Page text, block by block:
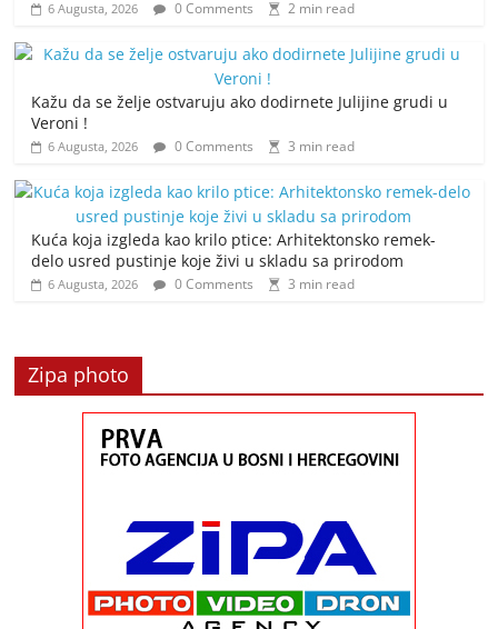
6 Augusta, 2026 0 Comments 2 min read
Kažu da se želje ostvaruju ako dodirnete Julijine grudi u
Veroni !
6 Augusta, 2026 0 Comments 3 min read
Kuća koja izgleda kao krilo ptice: Arhitektonsko remek-
delo usred pustinje koje živi u skladu sa prirodom
6 Augusta, 2026 0 Comments 3 min read
Zipa photo